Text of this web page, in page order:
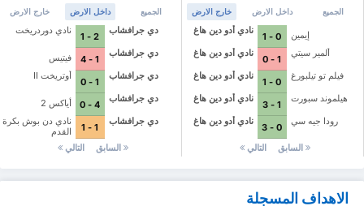
الجميع داخل الارض خارج الارض
نادي دوردريخت
2 - 1
دي جرافشاب
فيتيس 1 - 4
دي جرافشاب
أوتريخت II
1 - 0
دي جرافشاب
أياكس 2 4 - 0
دي جرافشاب
نادي دن بوش بكرة
القدم
1 - 1
دي جرافشاب
السابق التالي
الجميع داخل الارض خارج الارض
نادي أدو دين هاغ
0 - 1
إيمين
نادي أدو دين هاغ
1 - 0
ألمير سيتي
نادي أدو دين هاغ
0 - 1
فيلم تو تيلبورغ
نادي أدو دين هاغ
1 - 3
هيلموند سبورت
نادي أدو دين هاغ
0 - 3
رودا جيه سي
السابق التالي
الاهداف المسجلة